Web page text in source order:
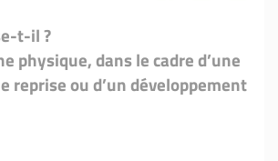
t-il ?
physique, dans le cadre d’une
reprise ou d’un développement